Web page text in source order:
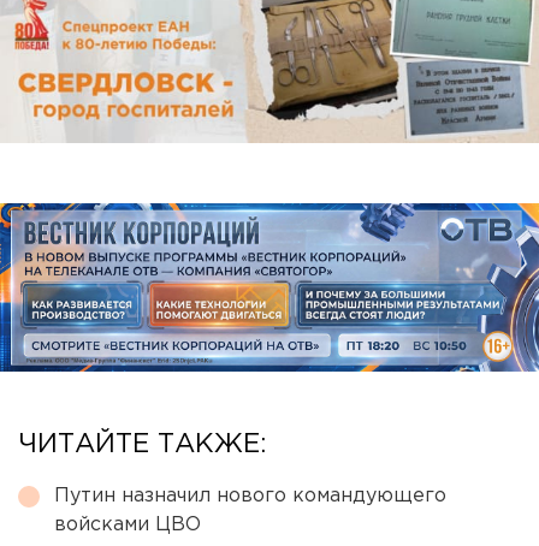
ЧИТАЙТЕ ТАКЖЕ:
Путин назначил нового командующего
войсками ЦВО